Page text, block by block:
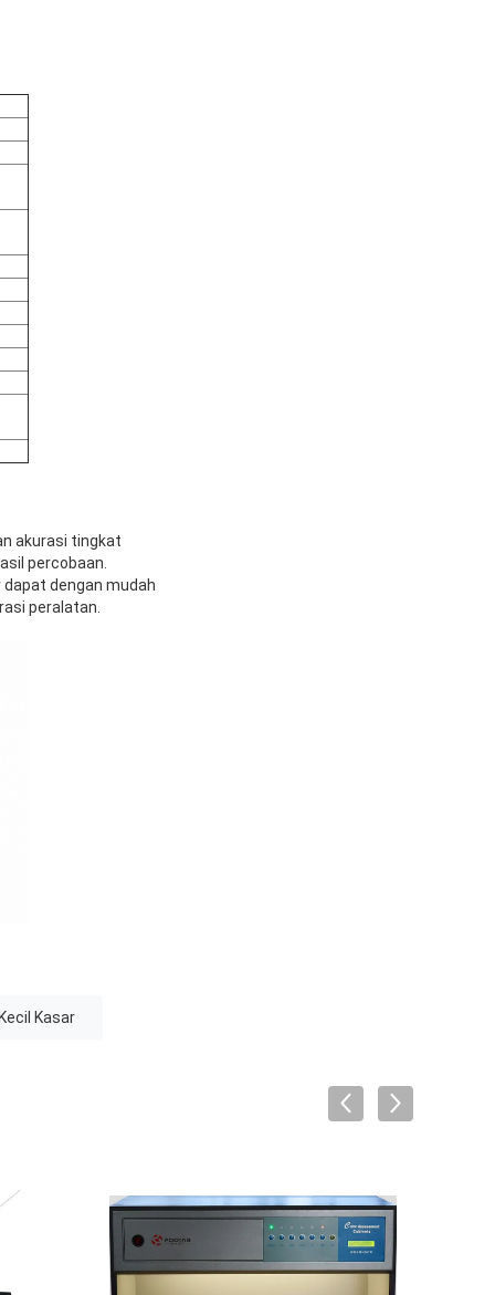
akurasi tingkat
percobaan.
dengan mudah
peralatan.
Kasar